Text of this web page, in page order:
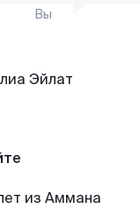
Вы
из Аммана